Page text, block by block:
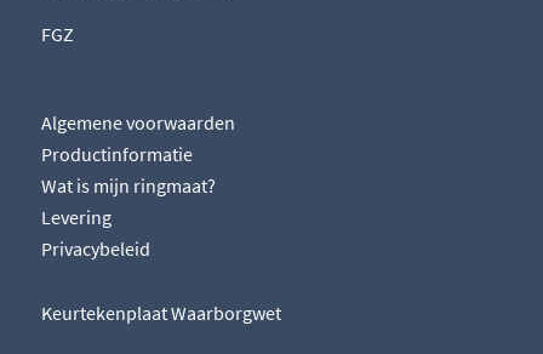
FGZ
Algemene voorwaarden
Productinformatie
Wat is mijn ringmaat?
Levering
Privacybeleid
Keurtekenplaat Waarborgwet